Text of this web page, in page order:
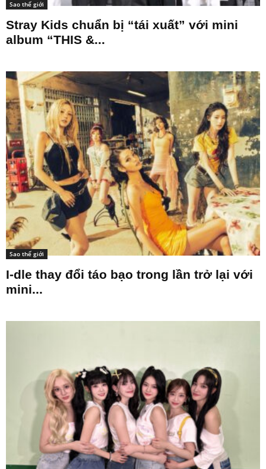
Sao thế giới
Stray Kids chuẩn bị “tái xuất” với mini
album “THIS &...
Sao thế giới
I-dle thay đổi táo bạo trong lần trở lại với
mini...